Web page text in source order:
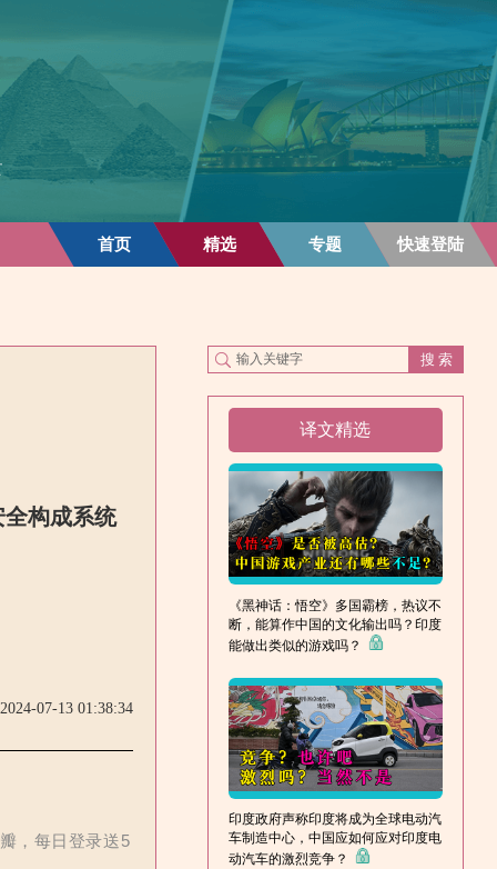
首页 精选 专题 快速登陆
构成系统
2024-07-13 01:38:34
，每日登录送5
译文精选
《黑神话：悟空》多国霸榜，热议不
断，能算作中国的文化输出吗？印度
能做出类似的游戏吗？
印度政府声称印度将成为全球电动汽
车制造中心，中国应如何应对印度电
动汽车的激烈竞争？